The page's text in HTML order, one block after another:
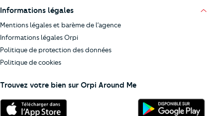
Informations légales
Mentions légales et barème de l’agence
Informations légales Orpi
Politique de protection des données
Politique de cookies
Trouvez votre bien sur Orpi Around Me